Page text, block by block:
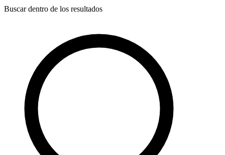
Buscar dentro de los resultados